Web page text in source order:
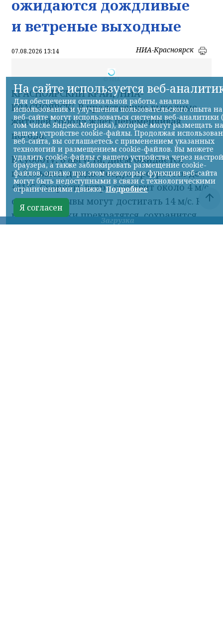
Загрузка
ожидаются дождливые
и ветреные выходные
07.08.2026 13:14 НИА-Красноярск
© НИА
КРАСНОЯРСКИЙ КРАЙ, /НИА-
КРАСНОЯРСК/. В предстоящие выходные
жителей города ждет переменчивая
погода.
В субботу, 8 августа, днем ожидается
небольшой дождь. Воздух прогреется до
+21°C. Скорость ветра составит около 4 м/с,
однако порывы могут достигать 14 м/с. К
вечеру осадки прекратятся, сохранится
На сайте используется веб-
Для обеспечения оптимальной работы, анализа
использования и улучшения пользовательского опыта на
веб-сайте могут использоваться системы веб-аналитики
том числе Яндекс.Метрика), которые могут размещать на
вашем устройстве cookie-файлы. Продолжая
веб-сайта, вы соглашаетесь с применением указанных
технологий и размещением cookie-файлов. Вы можете
удалить cookie-файлы с вашего устройства через
браузера, а также заблокировать размещение cookie-
файлов, однако при этом некоторые функции веб-сайта
могут быть недоступными в связи с технологическими
ограничениями движка.Подробнее
Я согласен